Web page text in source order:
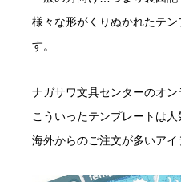
様々な形がくりぬかれたテ
す。
ナガサワ文具センターのオ
こういったテンプレートは
海外からのご注文が多いアイ